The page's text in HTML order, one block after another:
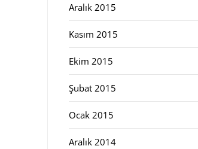
Aralık 2015
Kasım 2015
Ekim 2015
Şubat 2015
Ocak 2015
Aralık 2014